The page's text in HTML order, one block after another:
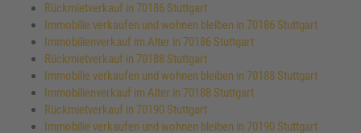
Rückmietverkauf in 70186 Stuttgart
Immobilie verkaufen und wohnen bleiben in 70186 Stuttgart
Immobilienverkauf im Alter in 70186 Stuttgart
Rückmietverkauf in 70188 Stuttgart
Immobilie verkaufen und wohnen bleiben in 70188 Stuttgart
Immobilienverkauf im Alter in 70188 Stuttgart
Rückmietverkauf in 70190 Stuttgart
Immobilie verkaufen und wohnen bleiben in 70190 Stuttgart